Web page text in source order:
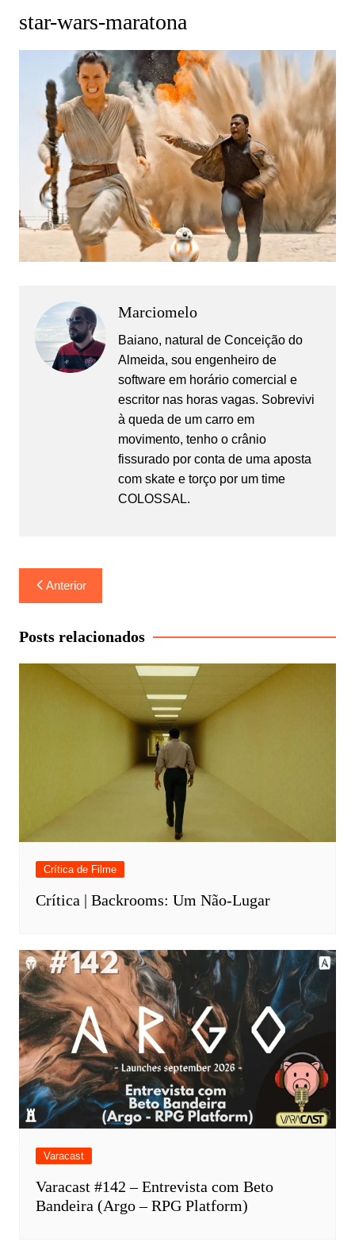
star-wars-maratona
Marciomelo
Baiano, natural de Conceição do
Almeida, sou engenheiro de
software em horário comercial e
escritor nas horas vagas. Sobrevivi
à queda de um carro em
movimento, tenho o crânio
fissurado por conta de uma aposta
com skate e torço por um time
COLOSSAL.
Navegação
de
Post
Anterior
Posts relacionados
Crítica de Filme
Crítica | Backrooms: Um Não-Lugar
Varacast
Varacast #142 – Entrevista com Beto
Bandeira (Argo – RPG Platform)